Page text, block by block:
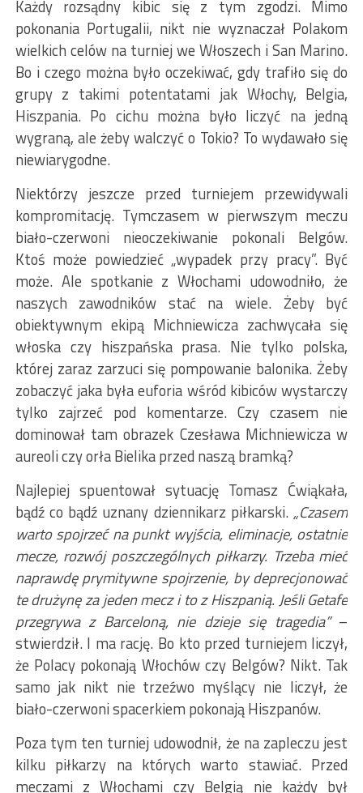
Każdy rozsądny kibic się z tym zgodzi. Mimo
pokonania Portugalii, nikt nie wyznaczał Polakom
wielkich celów na turniej we Włoszech i San Marino.
Bo i czego można było oczekiwać, gdy trafiło się do
grupy z takimi potentatami jak Włochy, Belgia,
Hiszpania. Po cichu można było liczyć na jedną
wygraną, ale żeby walczyć o Tokio? To wydawało się
niewiarygodne.
Niektórzy jeszcze przed turniejem przewidywali
kompromitację. Tymczasem w pierwszym meczu
biało-czerwoni nieoczekiwanie pokonali Belgów.
Ktoś może powiedzieć „wypadek przy pracy”. Być
może. Ale spotkanie z Włochami udowodniło, że
naszych zawodników stać na wiele. Żeby być
obiektywnym ekipą Michniewicza zachwycała się
włoska czy hiszpańska prasa. Nie tylko polska,
której zaraz zarzuci się pompowanie balonika. Żeby
zobaczyć jaka była euforia wśród kibiców wystarczy
tylko zajrzeć pod komentarze. Czy czasem nie
dominował tam obrazek Czesława Michniewicza w
aureoli czy orła Bielika przed naszą bramką?
Najlepiej spuentował sytuację Tomasz Ćwiąkała,
bądź co bądź uznany dziennikarz piłkarski. „Czasem
warto spojrzeć na punkt wyjścia, eliminacje, ostatnie
mecze, rozwój poszczególnych piłkarzy. Trzeba mieć
naprawdę prymitywne spojrzenie, by deprecjonować
te drużynę za jeden mecz i to z Hiszpanią. Jeśli Getafe
przegrywa z Barceloną, nie dzieje się tragedia”–
stwierdził. I ma rację. Bo kto przed turniejem liczył,
że Polacy pokonają Włochów czy Belgów? Nikt. Tak
samo jak nikt nie trzeźwo myślący nie liczył, że
biało-czerwoni spacerkiem pokonają Hiszpanów.
Poza tym ten turniej udowodnił, że na zapleczu jest
kilku piłkarzy na których warto stawiać. Przed
meczami z Włochami czy Belgią nie każdy był